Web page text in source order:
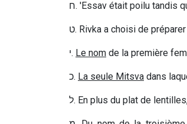
ח. 'Essav était poilu tandis
ט. Rivka a choisi de
י. Le nom de la première
כ. La seule Mitsva dans
ל. En plus du plat de